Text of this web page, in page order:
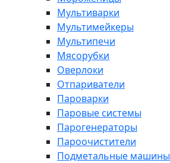
Мультиварки
Мультимейкеры
Мультипечи
Мясорубки
Оверлоки
Отпариватели
Пароварки
Паровые системы
Парогенераторы
Пароочистители
Подметальные машины